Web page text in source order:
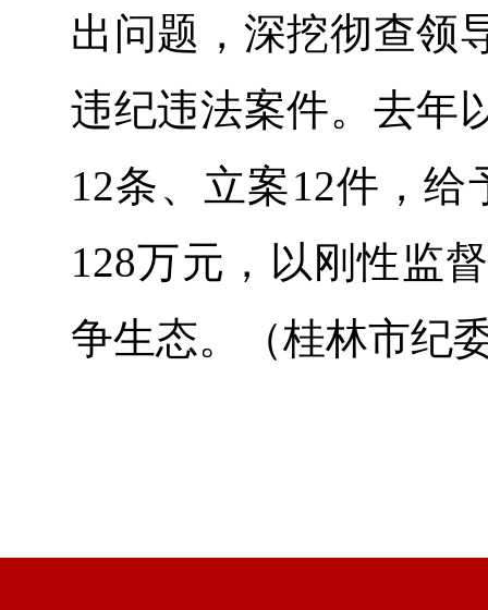
出问题，深挖彻查领
违纪违法案件。去年
12条、立案12件，
128万元，以刚性监
争生态。（桂林市纪